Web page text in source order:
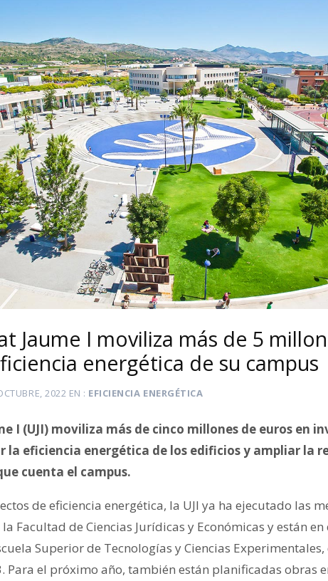
Jaume I moviliza más de 5
energética de su campus
2022 EN EFICIENCIA ENERGÉTICA
I (UJI) moviliza más de cinco millones de euros en
eficiencia energética de los edificios y ampliar la
cuenta el campus.
de eficiencia energética, la UJI ya ha ejecutado las
Facultad de Ciencias Jurídicas y Económicas y están en
Superior de Tecnologías y Ciencias
Para el próximo año, también están planificadas obras